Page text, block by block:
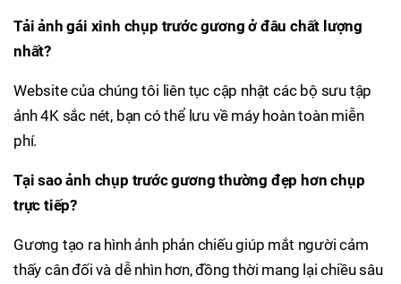
Tải ảnh gái xinh chụp trước gương ở đâu chất lượng
nhất?
Website của chúng tôi liên tục cập nhật các bộ sưu tập
ảnh 4K sắc nét, bạn có thể lưu về máy hoàn toàn miễn
phí.
Tại sao ảnh chụp trước gương thường đẹp hơn chụp
trực tiếp?
Gương tạo ra hình ảnh phản chiếu giúp mắt người cảm
thấy cân đối và dễ nhìn hơn, đồng thời mang lại chiều sâu